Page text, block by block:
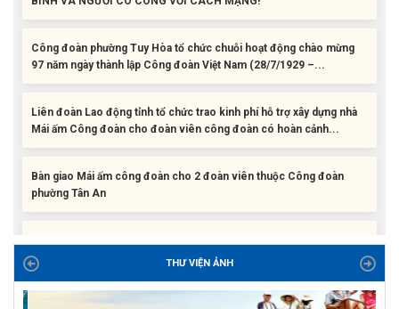
Công đoàn phường Tuy Hòa tổ chức chuỗi hoạt động chào mừng
97 năm ngày thành lập Công đoàn Việt Nam (28/7/1929 –...
Liên đoàn Lao động tỉnh tổ chức trao kinh phí hỗ trợ xây dựng nhà
Mái ấm Công đoàn cho đoàn viên công đoàn có hoàn cảnh...
Bàn giao Mái ấm công đoàn cho 2 đoàn viên thuộc Công đoàn
phường Tân An
Liên đoàn Lao động tỉnh trao tặng 100 bộ bút chấm đọc tiếng Anh
cho con đoàn viên, người lao động khó khăn trước khai...
ĐỜI ĐỜI GHI NHỚ CÔNG ƠN CÁC ANH HÙNG LIỆT SĨ, THƯƠNG
THƯ VIỆN ẢNH